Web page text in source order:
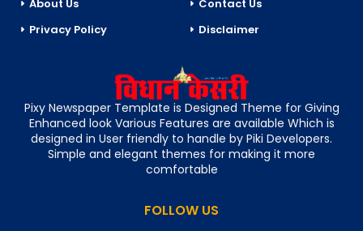
About Us
Contact Us
Privacy Policy
Disclaimer
Pixy Newspaper Template is Designed Theme for Giving
Enhanced look Various Features are available Which is
designed in User friendly to handle by Piki Developers.
Simple and elegant themes for making it more
comfortable
FOLLOW US